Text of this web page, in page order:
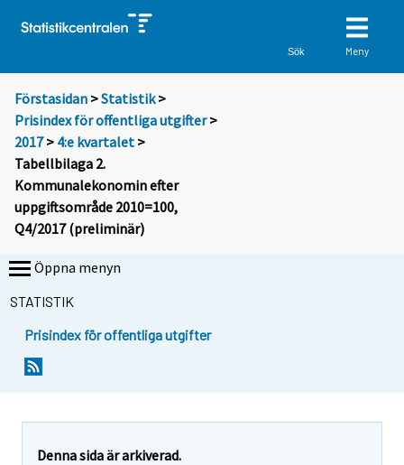
Sök Meny
Förstasidan >Statistik >
Prisindex för offentliga utgifter>
2017> 4:e kvartalet >
Tabellbilaga 2.
Kommunalekonomin efter
uppgiftsområde 2010=100,
Q4/2017 (preliminär)
Öppna menyn
STATISTIK
Prisindex för offentliga utgifter
Denna sida är arkiverad.